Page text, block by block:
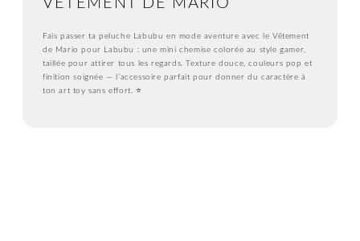
VÊTEMENT DE MARIO
Fais passer ta peluche Labubu en mode aventure avec le Vêtement
de Mario pour Labubu : une mini chemise colorée au style gamer,
taillée pour attirer tous les regards. Texture douce, couleurs pop et
finition soignée — l’accessoire parfait pour donner du caractère à
ton art toy sans effort. ⭐